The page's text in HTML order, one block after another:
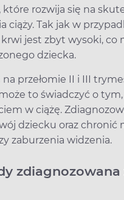
rozwija się na
ciąży. Tak jak w
jest zbyt wysoki, co
dziecka.
przełomie II i III
to świadczyć o
w ciążę.
dziecku oraz
zaburzenia widzenia.
zdiagnozowana